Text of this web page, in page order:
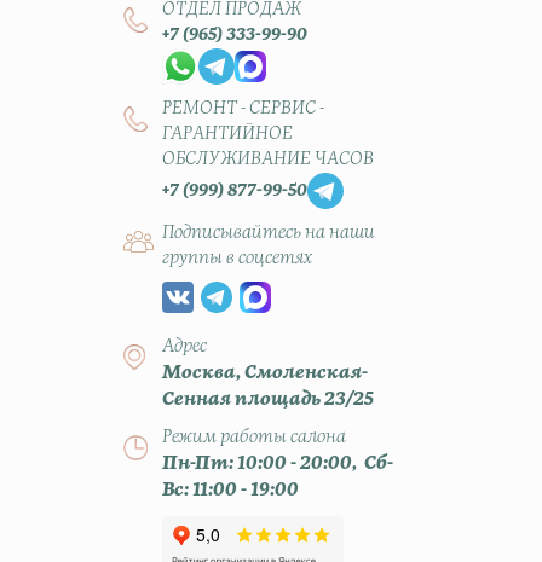
ОТДЕЛ ПРОДАЖ
+7 (965) 333-99-90
РЕМОНТ - СЕРВИС -
ГАРАНТИЙНОЕ
ОБСЛУЖИВАНИЕ ЧАСОВ
+7 (999) 877-99-50
Подписывайтесь на наши
группы в соцсетях
Адрес
Москва, Смоленская-
Сенная площадь 23/25
Режим работы салона
Пн-Пт: 10:00 - 20:00, Сб-
Вс: 11:00 - 19:00